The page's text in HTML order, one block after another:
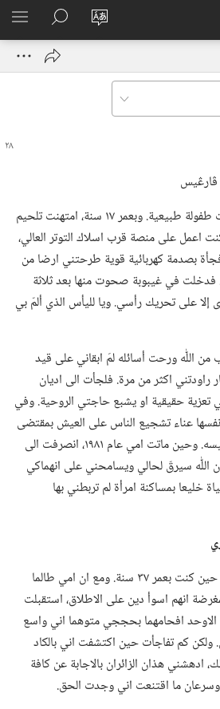
تغيير
الموقع
تسجيل
الدخول
نافذة
البحث
في
JW.‎ORG
ڤارڠيس
وُلدت صحيحا معافى وعشت طفولة طبيعية.‏ وبعمر ١٧ سنة،‏ امتهنت تلحيم
اعمل على منصة قرب اسلاك التوتر العالي،‏
بصدمة كهربائية قوية طرحتني ارضا من
فدخلت في غيبوبة صحوت منها بعد ثلاثة
إلا على تحريك رأسي.‏ ويا لليأس الذي ألمّ بي
من اللّٰه ورحت أسائله لمَ ابقاني على قيد
راودتني اكثر من مرة.‏ فلجأت الى اديان
تعزية حقيقية او يشبع حاجتي الروحية.‏ وفي
نفسها عناء تشجيع الناس على العيش بمقتضى
تعاليم الكتاب المقدس ومقاييسه.‏ وحين ماتت امي عام ١٩٨١،‏ انصرفت الى
اللّٰه سيرقّ لحالي ويسامحني على انهماكي
خليعا بمساكنة امرأة لم تربطني بها
التقيت شهود يهوه لأول مرة حين كنت بعمر ٣٧ سنة.‏ ومع ان امي طالما
انهم اسوأ دين على الاطلاق،‏ استقبلت
افحامهما بحججي متوهما اني واسع
ولكن كم تفاجأت حين اكتشفت اني بالكاد
ادهشني هذان الزائران بالاجابة عن كافة
ما اقتنعت اني وجدت الحق.‏